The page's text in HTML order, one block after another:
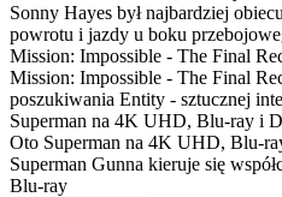
Sonny Hayes był najbardziej
powrotu i jazdy u boku
Mission: Impossible - The Final
Mission: Impossible - The Final
poszukiwania Entity - sztucznej
Superman na 4K UHD, Blu-ray i
Oto Superman na 4K UHD, Blu-
Superman Gunna kieruje się
Blu-ray